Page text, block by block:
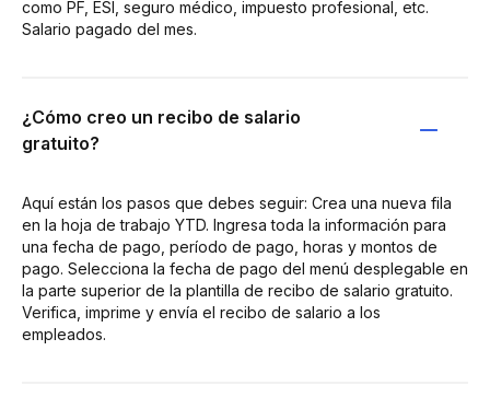
como PF, ESI, seguro médico, impuesto profesional, etc.
Salario pagado del mes.
¿Cómo creo un recibo de salario
gratuito?
Aquí están los pasos que debes seguir: Crea una nueva fila
en la hoja de trabajo YTD. Ingresa toda la información para
una fecha de pago, período de pago, horas y montos de
pago. Selecciona la fecha de pago del menú desplegable en
la parte superior de la plantilla de recibo de salario gratuito.
Verifica, imprime y envía el recibo de salario a los
empleados.